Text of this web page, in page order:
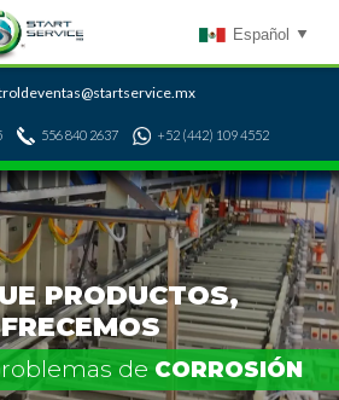
556 840 2637 +52 (442) 109 4552
PRODUCTOS,
de CORROSIÓN
Español